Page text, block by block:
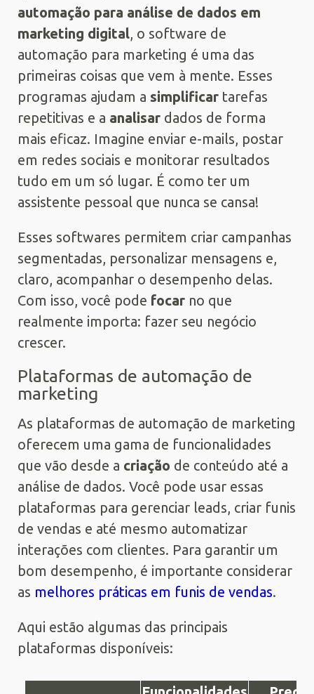
automação para análise de dados em
marketing digital, o software de
automação para marketing é uma das
primeiras coisas que vem à mente. Esses
programas ajudam a simplificar tarefas
repetitivas e a analisar dados de forma
mais eficaz. Imagine enviar e-mails, postar
em redes sociais e monitorar resultados
tudo em um só lugar. É como ter um
assistente pessoal que nunca se cansa!
Esses softwares permitem criar campanhas
segmentadas, personalizar mensagens e,
claro, acompanhar o desempenho delas.
Com isso, você pode focar no que
realmente importa: fazer seu negócio
crescer.
Plataformas de automação de
marketing
As plataformas de automação de marketing
oferecem uma gama de funcionalidades
que vão desde a criação de conteúdo até a
análise de dados. Você pode usar essas
plataformas para gerenciar leads, criar funis
de vendas e até mesmo automatizar
interações com clientes. Para garantir um
bom desempenho, é importante considerar
as melhores práticas em funis de vendas.
Aqui estão algumas das principais
plataformas disponíveis: